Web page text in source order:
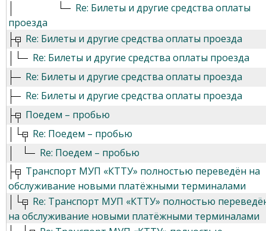
Re: Билеты и другие средства оплаты
проезда
Re: Билеты и другие средства оплаты проезда
Re: Билеты и другие средства оплаты проезда
Re: Билеты и другие средства оплаты проезда
Re: Билеты и другие средства оплаты проезда
Поедем – пробью
Re: Поедем – пробью
Re: Поедем – пробью
Транспорт МУП «КТТУ» полностью переведён на
обслуживание новыми платёжными терминалами
Re: Транспорт МУП «КТТУ» полностью
на обслуживание новыми платёжными терминалами